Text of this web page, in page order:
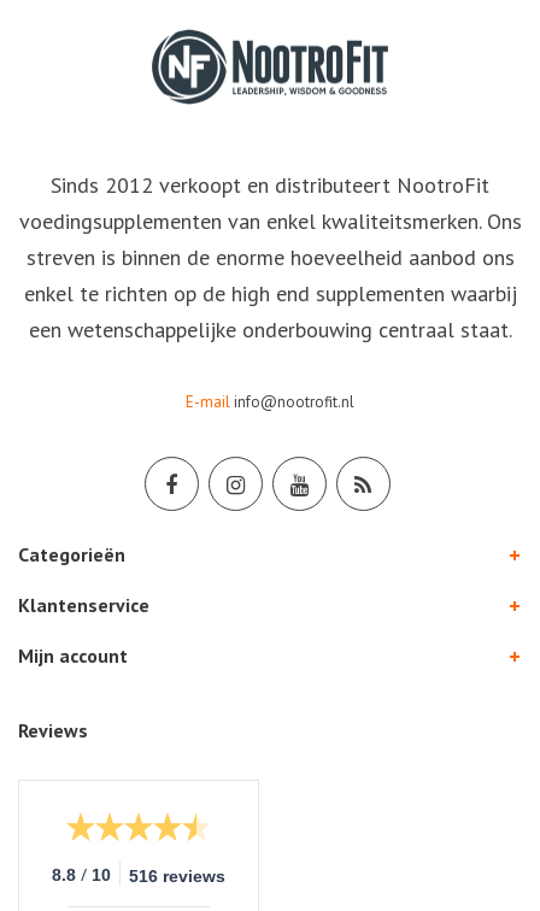
Sinds 2012 verkoopt en distributeert NootroFit
voedingsupplementen van enkel kwaliteitsmerken. Ons
streven is binnen de enorme hoeveelheid aanbod ons
enkel te richten op de high end supplementen waarbij
een wetenschappelijke onderbouwing centraal staat.
E-mailinfo@nootrofit.nl
Categorieën
Klantenservice
Mijn account
Reviews
8.8 / 10 516 reviews